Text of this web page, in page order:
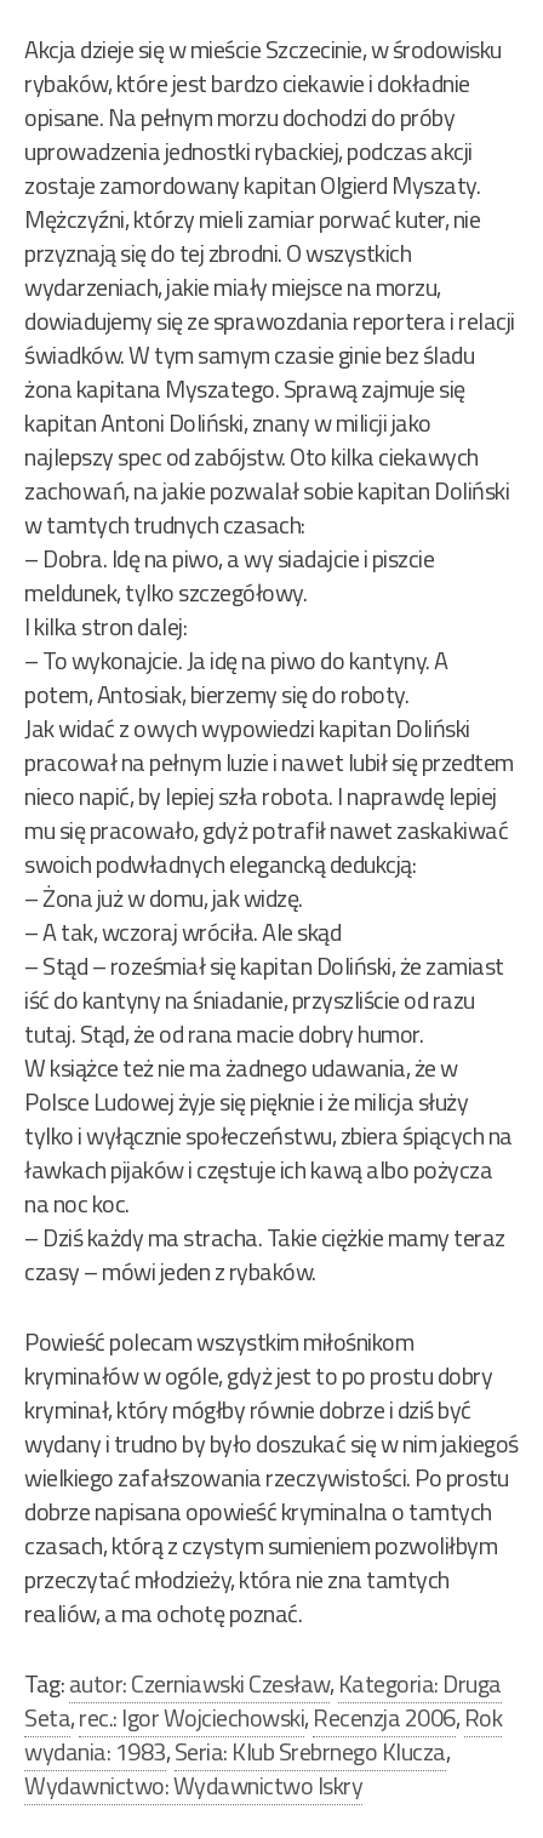
Akcja dzieje się w mieście Szczecinie, w środowisku
rybaków, które jest bardzo ciekawie i dokładnie
opisane. Na pełnym morzu dochodzi do próby
uprowadzenia jednostki rybackiej, podczas akcji
zostaje zamordowany kapitan Olgierd Myszaty.
Mężczyźni, którzy mieli zamiar porwać kuter, nie
przyznają się do tej zbrodni. O wszystkich
wydarzeniach, jakie miały miejsce na morzu,
dowiadujemy się ze sprawozdania reportera i relacji
świadków. W tym samym czasie ginie bez śladu
żona kapitana Myszatego. Sprawą zajmuje się
kapitan Antoni Doliński, znany w milicji jako
najlepszy spec od zabójstw. Oto kilka ciekawych
zachowań, na jakie pozwalał sobie kapitan Doliński
w tamtych trudnych czasach:
– Dobra. Idę na piwo, a wy siadajcie i piszcie
meldunek, tylko szczegółowy.
I kilka stron dalej:
– To wykonajcie. Ja idę na piwo do kantyny. A
potem, Antosiak, bierzemy się do roboty.
Jak widać z owych wypowiedzi kapitan Doliński
pracował na pełnym luzie i nawet lubił się przedtem
nieco napić, by lepiej szła robota. I naprawdę lepiej
mu się pracowało, gdyż potrafił nawet zaskakiwać
swoich podwładnych elegancką dedukcją:
– Żona już w domu, jak widzę.
– A tak, wczoraj wróciła. Ale skąd
– Stąd – roześmiał się kapitan Doliński, że zamiast
iść do kantyny na śniadanie, przyszliście od razu
tutaj. Stąd, że od rana macie dobry humor.
W książce też nie ma żadnego udawania, że w
Polsce Ludowej żyje się pięknie i że milicja służy
tylko i wyłącznie społeczeństwu, zbiera śpiących na
ławkach pijaków i częstuje ich kawą albo pożycza
na noc koc.
– Dziś każdy ma stracha. Takie ciężkie mamy teraz
czasy – mówi jeden z rybaków.
Powieść polecam wszystkim miłośnikom
kryminałów w ogóle, gdyż jest to po prostu dobry
kryminał, który mógłby równie dobrze i dziś być
wydany i trudno by było doszukać się w nim jakiegoś
wielkiego zafałszowania rzeczywistości. Po prostu
dobrze napisana opowieść kryminalna o tamtych
czasach, którą z czystym sumieniem pozwoliłbym
przeczytać młodzieży, która nie zna tamtych
realiów, a ma ochotę poznać.
Tag:autor: Czerniawski Czesław,Kategoria: Druga
Seta,rec.: Igor Wojciechowski,Recenzja 2006,Rok
wydania: 1983,Seria: Klub Srebrnego Klucza,
Wydawnictwo: Wydawnictwo Iskry